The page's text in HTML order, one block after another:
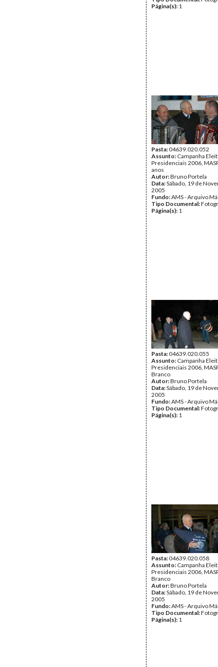
Página(s): 1
Pasta:04639.020.052
Assunto: Campanha
Presidenciais 2006,
anos
Autor:Bruno Portela
Data:Sábado, 19 de
2005
Fundo:AMS - Arquivo
Tipo Documental:
Página(s): 1
Pasta:04639.020.055
Assunto: Campanha
Presidenciais 2006,
Branco
Autor:Bruno Portela
Data:Sábado, 19 de
2005
Fundo:AMS - Arquivo
Tipo Documental:
Página(s): 1
Pasta:04639.020.058
Assunto: Campanha
Presidenciais 2006,
Branco
Autor:Bruno Portela
Data:Sábado, 19 de
2005
Fundo:AMS - Arquivo
Tipo Documental:
Página(s): 1